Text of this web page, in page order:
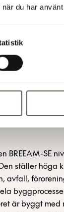
du har
i det nya
Hirdman
att det går
projektytor
BREEAM-SE
ställer höga
avfall,
är byggt med